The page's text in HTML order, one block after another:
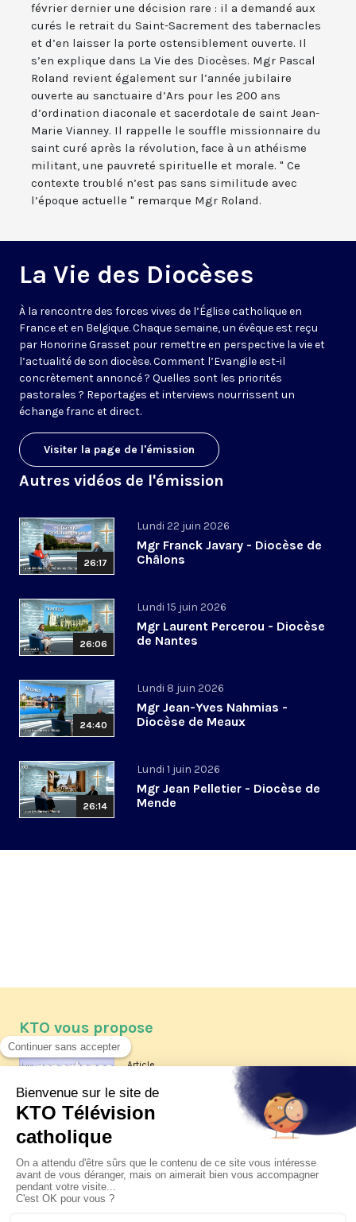
février dernier une décision rare : il a demandé aux
curés le retrait du Saint-Sacrement des tabernacles
et d’en laisser la porte ostensiblement ouverte. Il
s’en explique dans La Vie des Diocèses. Mgr Pascal
Roland revient également sur l’année jubilaire
ouverte au sanctuaire d’Ars pour les 200 ans
d’ordination diaconale et sacerdotale de saint Jean-
Marie Vianney. Il rappelle le souffle missionnaire du
saint curé après la révolution, face à un athéisme
militant, une pauvreté spirituelle et morale. " Ce
contexte troublé n’est pas sans similitude avec
l’époque actuelle " remarque Mgr Roland.
La Vie des Diocèses
À la rencontre des forces vives de l’Église catholique en
France et en Belgique. Chaque semaine, un évêque est reçu
par Honorine Grasset pour remettre en perspective la vie et
l’actualité de son diocèse. Comment l’Evangile est-il
concrètement annoncé ? Quelles sont les priorités
pastorales ? Reportages et interviews nourrissent un
échange franc et direct.
Visiter la page de l'émission
Autres vidéos de l'émission
26:17
Lundi 22 juin 2026
Mgr Franck Javary - Diocèse de
Châlons
26:06
Lundi 15 juin 2026
Mgr Laurent Percerou - Diocèse
de Nantes
24:40
Lundi 8 juin 2026
Mgr Jean-Yves Nahmias -
Diocèse de Meaux
26:14
Lundi 1 juin 2026
Mgr Jean Pelletier - Diocèse de
Mende
KTO vous propose
Article
Les reportages d'été 2026 de KTO
La visite pastorale du pape Léon
XIV à Assise à suivre sur KTO le
jeudi 6 août